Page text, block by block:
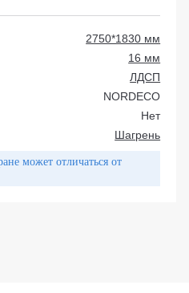
2750*1830 мм
16 мм
ЛДСП
NORDECO
Нет
Шагрень
может отличаться от